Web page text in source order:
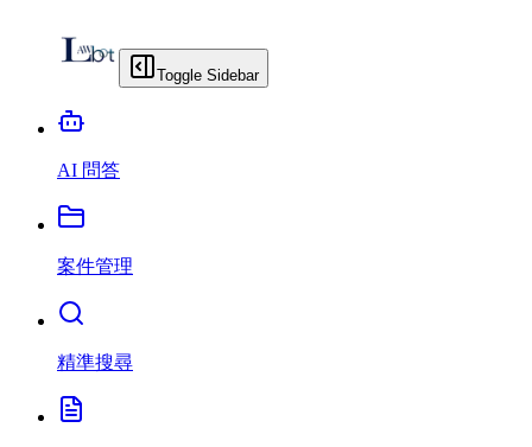
Toggle Sidebar
AI 問答
案件管理
精準搜尋